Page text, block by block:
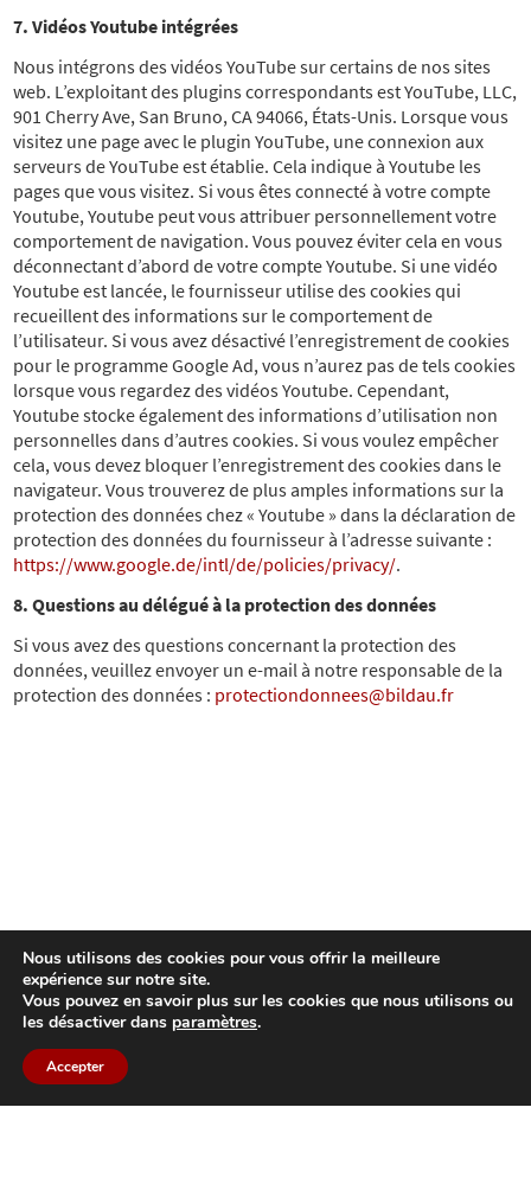
7. Vidéos Youtube intégrées
Nous intégrons des vidéos YouTube sur certains de nos sites
web. L’exploitant des plugins correspondants est YouTube, LLC,
901 Cherry Ave, San Bruno, CA 94066, États-Unis. Lorsque vous
visitez une page avec le plugin YouTube, une connexion aux
serveurs de YouTube est établie. Cela indique à Youtube les
pages que vous visitez. Si vous êtes connecté à votre compte
Youtube, Youtube peut vous attribuer personnellement votre
comportement de navigation. Vous pouvez éviter cela en vous
déconnectant d’abord de votre compte Youtube. Si une vidéo
Youtube est lancée, le fournisseur utilise des cookies qui
recueillent des informations sur le comportement de
l’utilisateur. Si vous avez désactivé l’enregistrement de cookies
pour le programme Google Ad, vous n’aurez pas de tels cookies
lorsque vous regardez des vidéos Youtube. Cependant,
Youtube stocke également des informations d’utilisation non
personnelles dans d’autres cookies. Si vous voulez empêcher
cela, vous devez bloquer l’enregistrement des cookies dans le
navigateur. Vous trouverez de plus amples informations sur la
protection des données chez « Youtube » dans la déclaration de
protection des données du fournisseur à l’adresse suivante :
https://www.google.de/intl/de/policies/privacy/.
8. Questions au délégué à la protection des données
Si vous avez des questions concernant la protection des
données, veuillez envoyer un e-mail à notre responsable de la
protection des données : protectiondonnees@bildau.fr
Nous utilisons des cookies pour vous offrir la meilleure
expérience sur notre site.
Vous pouvez en savoir plus sur les cookies que nous utilisons ou
les désactiver dans paramètres.
Accepter